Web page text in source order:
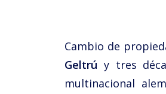
Cambio de
Geltrú y tres
multinacional